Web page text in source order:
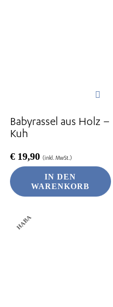
Babyrassel aus Holz –
Kuh
€ 19,90 (inkl. MwSt.)
IN DEN
WARENKORB
HABA